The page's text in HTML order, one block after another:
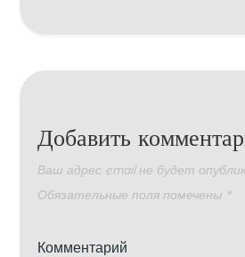
Добавить
Ваш адрес email не будет
Обязательные поля помечены *
Комментарий